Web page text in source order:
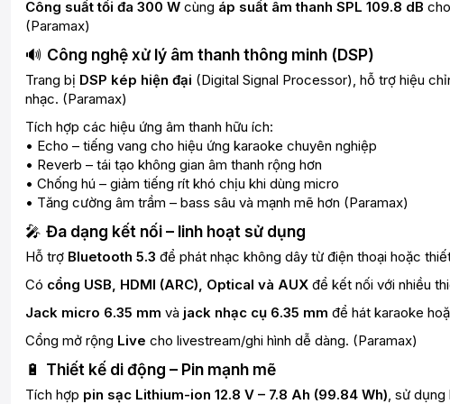
Công suất tối đa 300 W cùng áp suất âm thanh SPL 109.8 dB
(Paramax)
🔊 Công nghệ xử lý âm thanh thông minh (DSP)
Trang bị DSP kép hiện đại (Digital Signal Processor), hỗ trợ hiệu
nhạc. (Paramax)
Tích hợp các hiệu ứng âm thanh hữu ích:
• Echo – tiếng vang cho hiệu ứng karaoke chuyên nghiệp
• Reverb – tái tạo không gian âm thanh rộng hơn
• Chống hú – giảm tiếng rít khó chịu khi dùng micro
• Tăng cường âm trầm – bass sâu và mạnh mẽ hơn (Paramax)
🎤 Đa dạng kết nối – linh hoạt sử dụng
Hỗ trợ Bluetooth 5.3 để phát nhạc không dây từ điện thoại hoặc
Có cổng USB, HDMI (ARC), Optical và AUX để kết nối với nhiều
Jack micro 6.35 mm và jack nhạc cụ 6.35 mm để hát karaoke
Cổng mở rộng Live cho livestream/ghi hình dễ dàng. (Paramax)
🔋 Thiết kế di động – Pin mạnh mẽ
Tích hợp pin sạc Lithium-ion 12.8 V – 7.8 Ah (99.84 Wh) , sử